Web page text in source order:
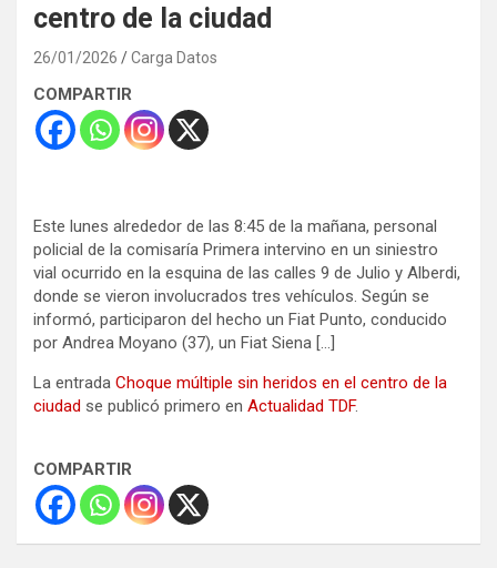
centro de la ciudad
26/01/2026 Carga Datos
COMPARTIR
Este lunes alrededor de las 8:45 de la mañana, personal
policial de la comisaría Primera intervino en un siniestro
vial ocurrido en la esquina de las calles 9 de Julio y Alberdi,
donde se vieron involucrados tres vehículos. Según se
informó, participaron del hecho un Fiat Punto, conducido
por Andrea Moyano (37), un Fiat Siena […]
La entrada Choque múltiple sin heridos en el centro de la
ciudad se publicó primero en Actualidad TDF.
COMPARTIR